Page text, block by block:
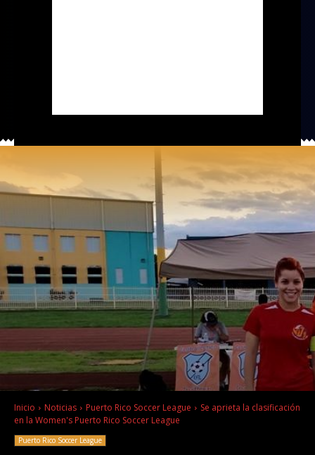
Inicio Noticias Puerto Rico Soccer League
Se aprieta la clasificación
en la Women's Puerto Rico Soccer League
Puerto Rico Soccer League